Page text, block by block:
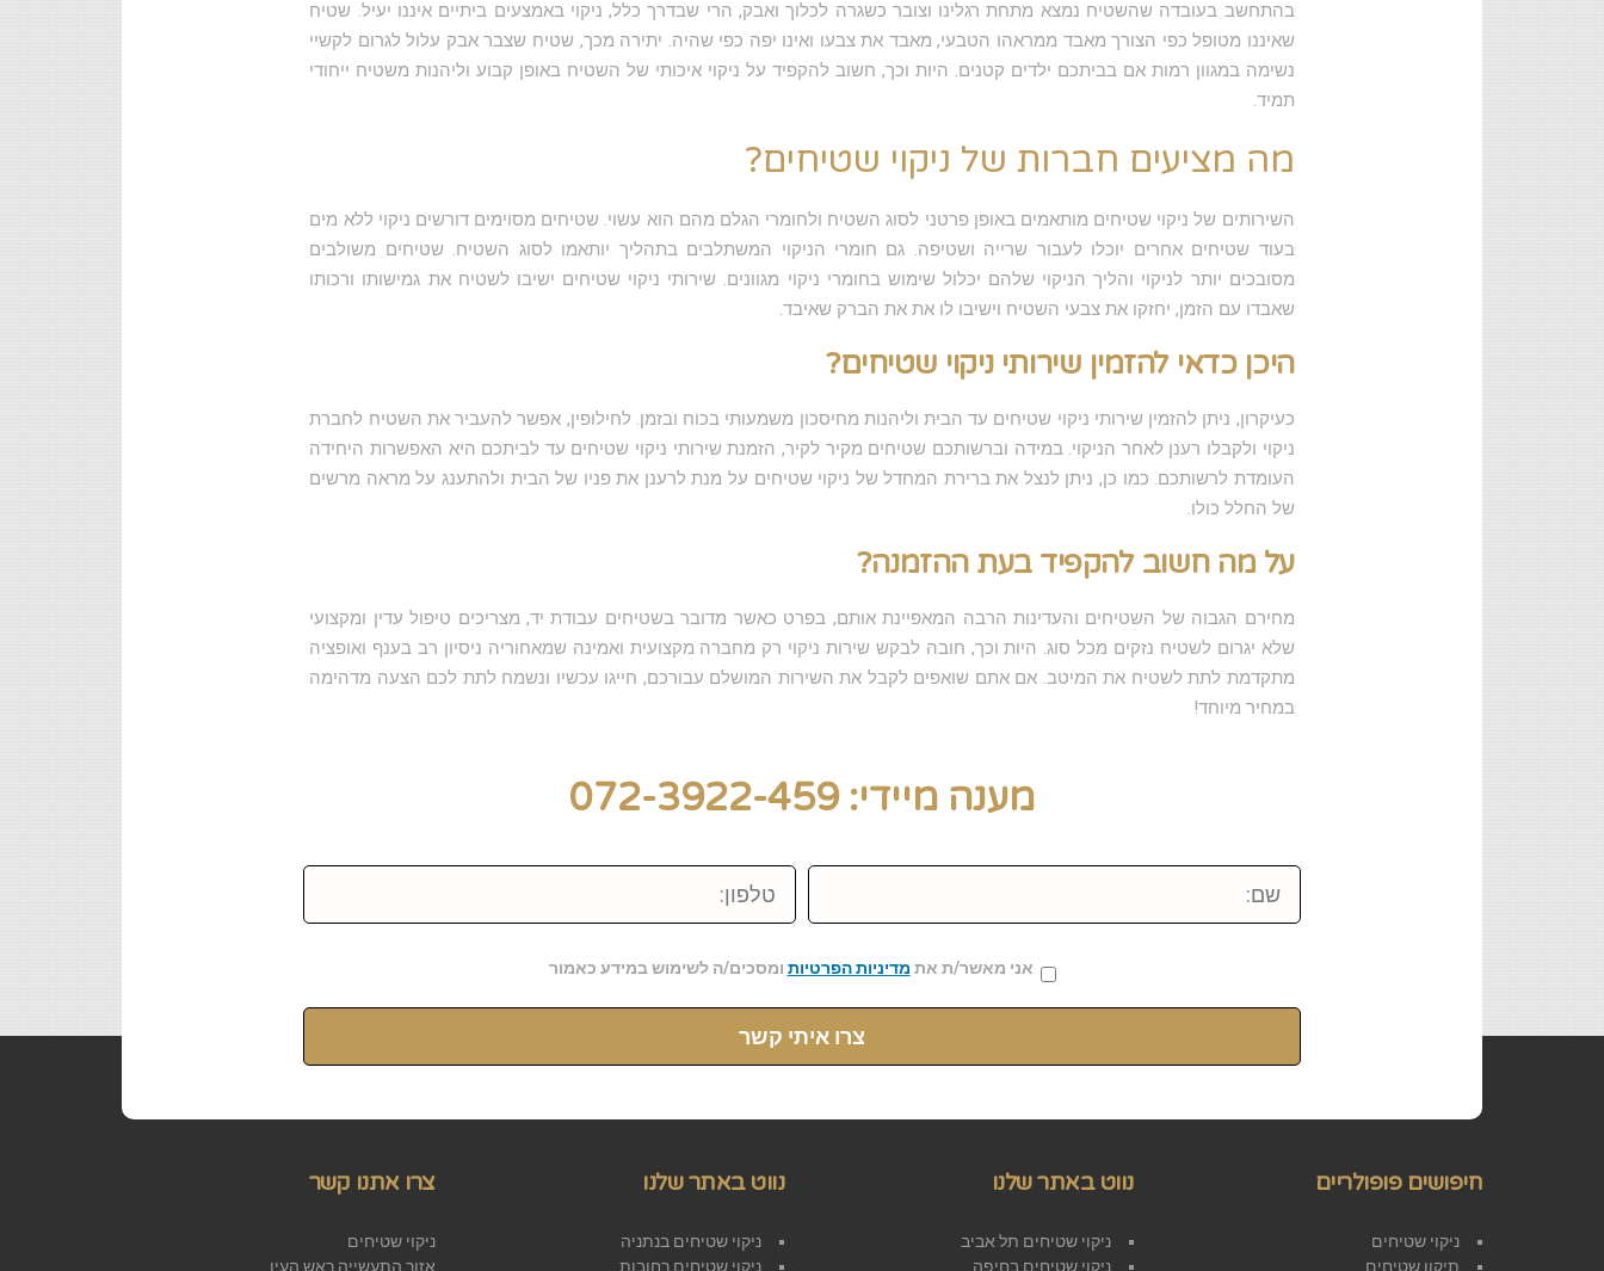
בהתחשב בעובדה שהשטיח נמצא מתחת רגלינו וצובר כשגרה לכלוך ואבק, הרי שבדרך כלל, ניקוי באמצעים ביתיים איננו יעיל. שטיח
שאיננו מטופל כפי הצורך מאבד ממראהו הטבעי, מאבד את צבעו ואינו יפה כפי שהיה. יתירה מכך, שטיח שצבר אבק עלול לגרום לקשיי
נשימה במגוון רמות אם בביתכם ילדים קטנים. היות וכך, חשוב להקפיד על ניקוי איכותי של השטיח באופן קבוע וליהנות משטיח ייחודי
תמיד.
מה מציעים חברות של ניקוי שטיחים?
השירותים של ניקוי שטיחים מותאמים באופן פרטני לסוג השטיח ולחומרי הגלם מהם הוא עשוי. שטיחים מסוימים דורשים ניקוי ללא מים
בעוד שטיחים אחרים יוכלו לעבור שרייה ושטיפה. גם חומרי הניקוי המשתלבים בתהליך יותאמו לסוג השטיח. שטיחים משולבים
מסובכים יותר לניקוי והליך הניקוי שלהם יכלול שימוש בחומרי ניקוי מגוונים. שירותי ניקוי שטיחים ישיבו לשטיח את גמישותו ורכותו
שאבדו עם הזמן, יחזקו את צבעי השטיח וישיבו לו את את הברק שאיבד.
היכן כדאי להזמין שירותי ניקוי שטיחים?
כעיקרון, ניתן להזמין שירותי ניקוי שטיחים עד הבית וליהנות מחיסכון משמעותי בכוח ובזמן. לחילופין, אפשר להעביר את השטיח לחברת
ניקוי ולקבלו רענן לאחר הניקוי. במידה וברשותכם שטיחים מקיר לקיר, הזמנת שירותי ניקוי שטיחים עד לביתכם היא האפשרות היחידה
העומדת לרשותכם. כמו כן, ניתן לנצל את ברירת המחדל של ניקוי שטיחים על מנת לרענן את פניו של הבית ולהתענג על מראה מרשים
של החלל כולו.
על מה חשוב להקפיד בעת ההזמנה?
מחירם הגבוה של השטיחים והעדינות הרבה המאפיינת אותם, בפרט כאשר מדובר בשטיחים עבודת יד, מצריכים טיפול עדין ומקצועי
שלא יגרום לשטיח נזקים מכל סוג. היות וכך, חובה לבקש שירות ניקוי רק מחברה מקצועית ואמינה שמאחוריה ניסיון רב בענף ואופציה
מתקדמת לתת לשטיח את המיטב. אם אתם שואפים לקבל את השירות המושלם עבורכם, חייגו עכשיו ונשמח לתת לכם הצעה מדהימה
במחיר מיוחד!
מענה מיידי: 072-3922-459
שם: טלפון:
אני מאשר/ת את מדיניות הפרטיות ומסכים/ה לשימוש במידע כאמור
צרו איתי קשר
חיפושים פופולריים
ניקוי שטיחים
תיקון שטיחים
נווט באתר שלנו
ניקוי שטיחים תל אביב
ניקוי שטיחים בחיפה
נווט באתר שלנו
ניקוי שטיחים בנתניה
ניקוי שטיחים רחובות
צרו אתנו קשר
ניקוי שטיחים
אזור התעשייה ראש העין